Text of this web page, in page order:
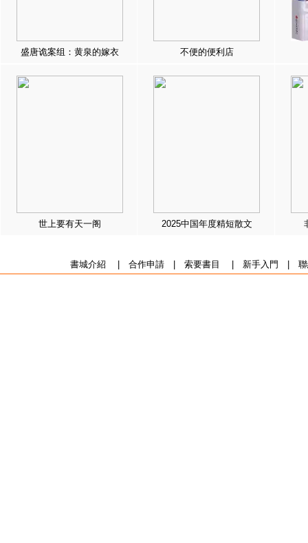
盛唐诡案组：黄泉的嫁衣 不便的便利店
世上要有天一阁 2025中国年度精短散文
書城介紹 合作申請| 索要書目 新手入門